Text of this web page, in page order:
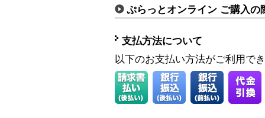
ぷらっとオンライン ご購入の
支払方法について
以下のお支払い方法がご利用で